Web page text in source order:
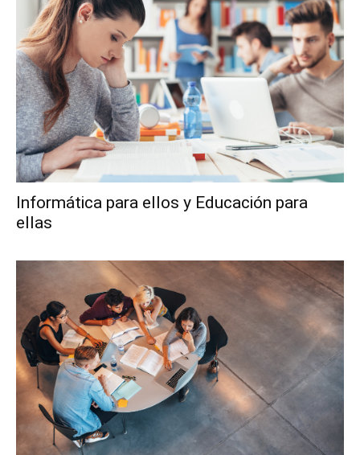
Informática para ellos y Educación para
ellas